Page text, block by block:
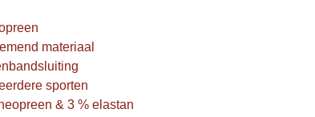
materiaal
sporten
& 3 % elastan